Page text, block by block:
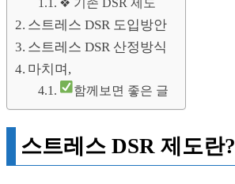
❖ 기존 DSR 제도
스트레스 DSR 도입방안
스트레스 DSR 산정방식
마치며,
함께보면 좋은 글
스트레스 DSR 제도란?